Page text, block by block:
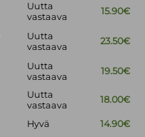
Uutta
vastaava
15.90€
Uutta
vastaava
23.50€
Uutta
vastaava
19.50€
Uutta
vastaava
18.00€
Hyvä
14.90€